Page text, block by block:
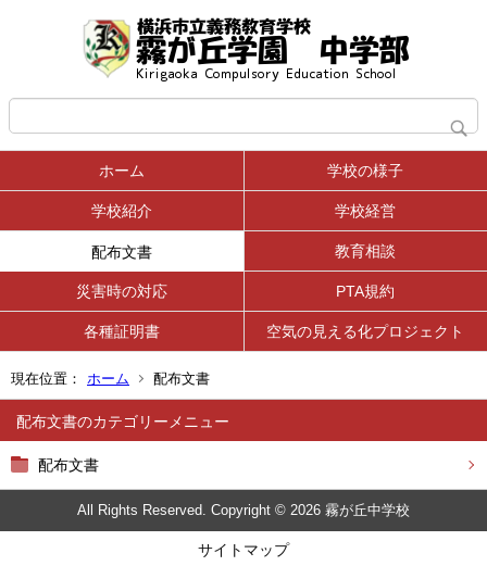
ホーム 学校の様子
学校紹介 学校経営
配布文書 教育相談
災害時の対応 PTA規約
各種証明書 空気の見える化プロジェクト
現在位置： ホーム 配布文書
配布文書
配布文書
All Rights Reserved. Copyright © 2026 霧が丘中学校
サイトマップ